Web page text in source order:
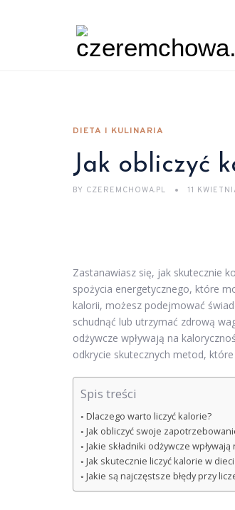
DIETA I KULINARIA
Jak obliczyć
BY CZEREMCHOWA.PL 11
Zastanawiasz się, jak skutecznie
spożycia energetycznego, które
kalorii, możesz podejmować
schudnąć lub utrzymać zdrową
odżywcze wpływają na
odkrycie skutecznych metod,
Spis treści
Dlaczego warto liczyć kalorie?
Jak obliczyć swoje
Jakie składniki odżywcze
Jak skutecznie liczyć kalorie w
Jakie są najczęstsze błędy przy